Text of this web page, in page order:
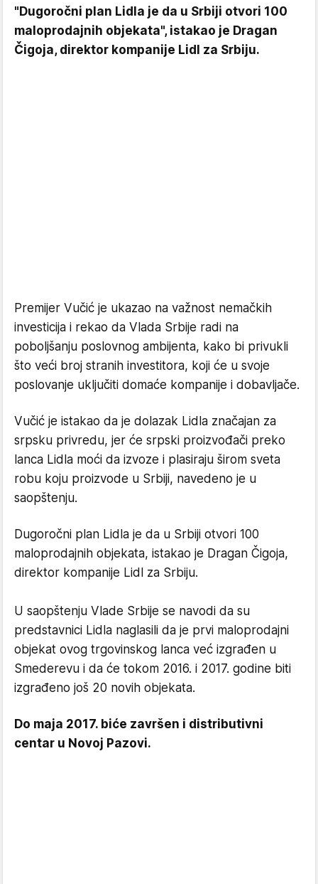
"Dugoročni plan Lidla je da u Srbiji otvori 100
maloprodajnih objekata", istakao je Dragan
Čigoja, direktor kompanije Lidl za Srbiju.
Premijer Vučić je ukazao na važnost nemačkih
investicija i rekao da Vlada Srbije radi na
poboljšanju poslovnog ambijenta, kako bi privukli
što veći broj stranih investitora, koji će u svoje
poslovanje uključiti domaće kompanije i dobavljače.
Vučić je istakao da je dolazak Lidla značajan za
srpsku privredu, jer će srpski proizvođači preko
lanca Lidla moći da izvoze i plasiraju širom sveta
robu koju proizvode u Srbiji, navedeno je u
saopštenju.
Dugoročni plan Lidla je da u Srbiji otvori 100
maloprodajnih objekata, istakao je Dragan Čigoja,
direktor kompanije Lidl za Srbiju.
U saopštenju Vlade Srbije se navodi da su
predstavnici Lidla naglasili da je prvi maloprodajni
objekat ovog trgovinskog lanca već izgrađen u
Smederevu i da će tokom 2016. i 2017. godine biti
izgrađeno još 20 novih objekata.
Do maja 2017. biće završen i distributivni
centar u Novoj Pazovi.